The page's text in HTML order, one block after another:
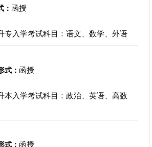
： 函授
专入学考试科目：语文、数学、外语
式： 函授
本入学考试科目：政治、英语、高数
式： 函授